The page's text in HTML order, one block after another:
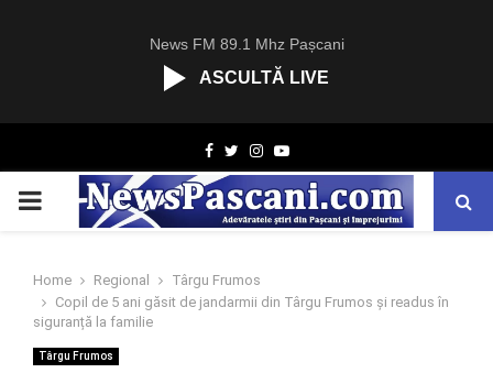
News FM 89.1 Mhz Pașcani
ASCULTĂ LIVE
Facebook
TwitterInstagram
Youtube
PRIMARY
Home Regional
Târgu Frumos
Copil de 5 ani găsit de jandarmii din Târgu Frumos și readus în
siguranță la familie
Târgu Frumos